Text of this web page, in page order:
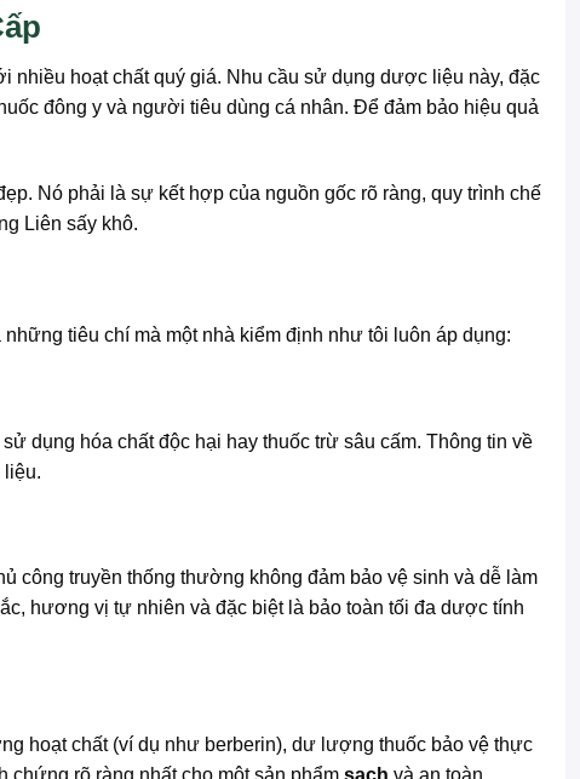
nhiều hoạt chất quý giá. Nhu cầu sử dụng dược liệu này, đặc
đông y và người tiêu dùng cá nhân. Để đảm bảo hiệu quả
Nó phải là sự kết hợp của nguồn gốc rõ ràng, quy trình chế
Liên sấy khô.
tiêu chí mà một nhà kiểm định như tôi luôn áp dụng:
dụng hóa chất độc hại hay thuốc trừ sâu cấm. Thông tin về
liệu.
công truyền thống thường không đảm bảo vệ sinh và dễ làm
hương vị tự nhiên và đặc biệt là bảo toàn tối đa dược tính
hoạt chất (ví dụ như berberin), dư lượng thuốc bảo vệ thực